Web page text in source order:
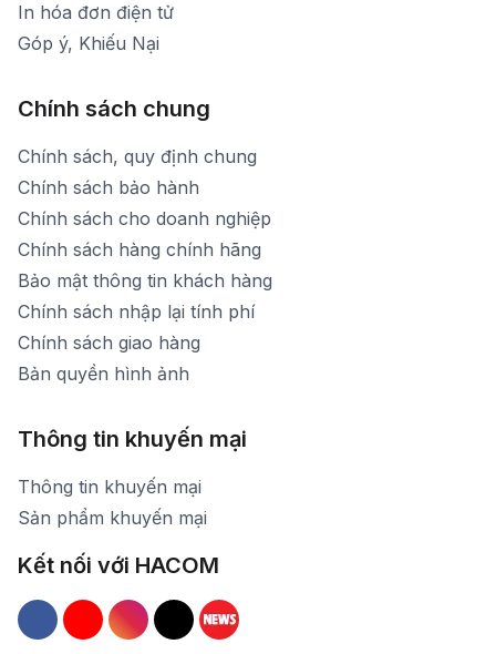
In hóa đơn điện tử
Góp ý, Khiếu Nại
Chính sách chung
Chính sách, quy định chung
Chính sách bảo hành
Chính sách cho doanh nghiệp
Chính sách hàng chính hãng
Bảo mật thông tin khách hàng
Chính sách nhập lại tính phí
Chính sách giao hàng
Bản quyền hình ảnh
Thông tin khuyến mại
Thông tin khuyến mại
Sản phẩm khuyến mại
Kết nối với HACOM
Hacom Facebook
Hacom YouTube
Hacom Instagram
Hacom TikTok